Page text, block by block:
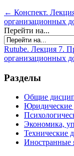
← Конспект.
организационных
Перейти на...
Rutube. Лекция 7.
организационных
Разделы
Общие
Экономика,
Технические
Иностранные